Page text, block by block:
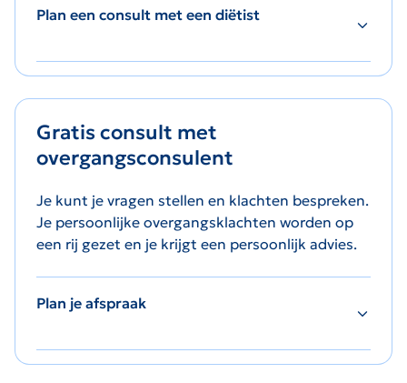
Plan een consult met een diëtist
Gratis consult met
overgangsconsulent
Je kunt je vragen stellen en klachten bespreken.
Je persoonlijke overgangsklachten worden op
een rij gezet en je krijgt een persoonlijk advies.
Plan je afspraak